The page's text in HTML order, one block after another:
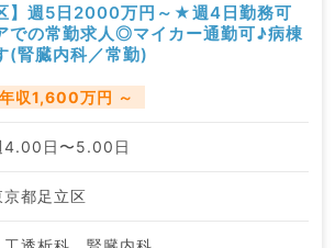
】週5日2000万円～★週4日勤務可
での常勤求人◎マイカー通勤可♪病棟
(腎臓内科／常勤)
年収1,600万円 ～
4.00日〜5.00日
京都足立区